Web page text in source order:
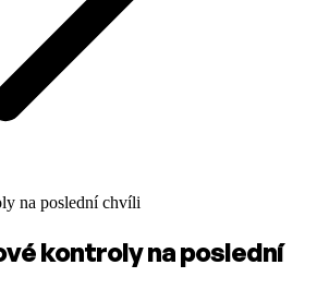
na poslední chvíli
kontroly na poslední